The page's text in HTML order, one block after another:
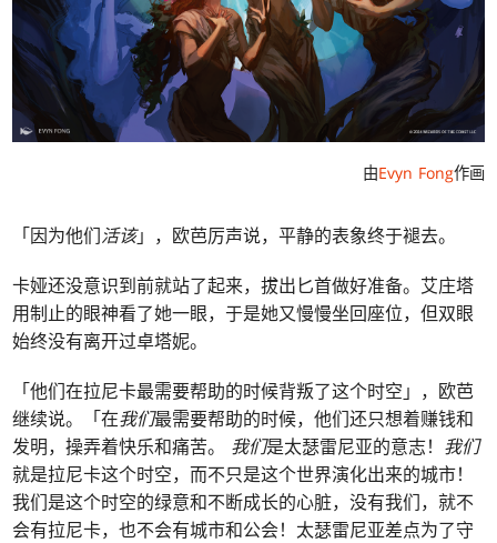
由Evyn Fong作画
「因为他们活该」，欧芭厉声说，平静的表象终于褪去。
卡娅还没意识到前就站了起来，拔出匕首做好准备。艾庄塔
用制止的眼神看了她一眼，于是她又慢慢坐回座位，但双眼
始终没有离开过卓塔妮。
「他们在拉尼卡最需要帮助的时候背叛了这个时空」，欧芭
继续说。「在我们最需要帮助的时候，他们还只想着赚钱和
发明，操弄着快乐和痛苦。 我们是太瑟雷尼亚的意志！ 我们
就是拉尼卡这个时空，而不只是这个世界演化出来的城市！
我们是这个时空的绿意和不断成长的心脏，没有我们，就不
会有拉尼卡，也不会有城市和公会！太瑟雷尼亚差点为了守